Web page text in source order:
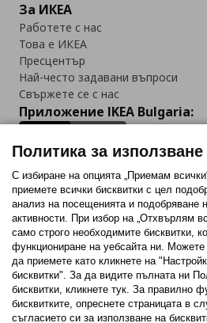
За ИКЕА
Работете с нас
Това е ИКЕА
Пресцентър
Най-често задавани въпроси
Свържете се с нас
Приложение IKEA Bulgaria:
Последвайте ни:
FacebookTwitterYoutubePinterest
Политика за
С избиране на опцията „Приемам
приемете всички бисквитки с цел
анализ на посещенията и подобряване
активности. При избор на „Отхвърлям
само строго необходимитe бисквитки,
функциониране на уебсайта ни. Можете
да приемете като кликнете на
бисквитки". За да видите пълната ни
бисквитки, кликнете тук. За правилно
бисквитките, опреснете страницата в
съгласието си за използване на